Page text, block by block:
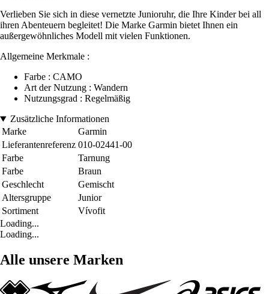
Verlieben Sie sich in diese vernetzte Junioruhr, die Ihre Kinder bei all
ihren Abenteuern begleitet! Die Marke Garmin bietet Ihnen ein
außergewöhnliches Modell mit vielen Funktionen.
Allgemeine Merkmale :
Farbe : CAMO
Art der Nutzung : Wandern
Nutzungsgrad : Regelmäßig
Zusätzliche Informationen
Marke
Garmin
Lieferantenreferenz 010-02441-00
Farbe
Tarnung
Farbe
Braun
Geschlecht
Gemischt
Altersgruppe
Junior
Sortiment
Vívofit
Loading...
Loading...
Alle unsere Marken